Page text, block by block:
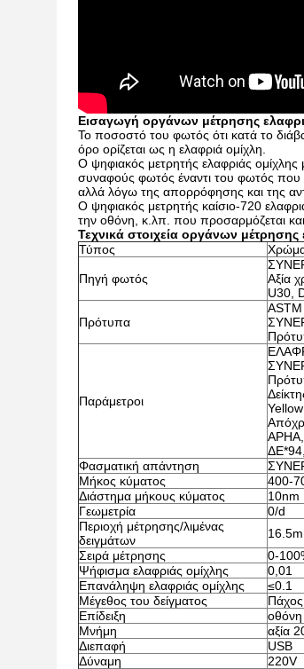
Εισαγωγή οργάνων μέτρησης
Το ποσοστό του φωτός ότι κατά το
όρο ορίζεται ως η ελαφριά ομίχλη.
Ο ψηφιακός μετρητής ελαφριάς
συναφούς φωτός έναντι του φωτός που
αλλά λόγω της απορρόφησης και της
Ο ψηφιακός μετρητής καίσιο-720
την οθόνη, κ.λπ. που προσαρμόζεται
Τεχνικά στοιχεία οργάνων μέτρησης
Τύπος
Χρώμα
Πηγή φωτός
Αξία
U30,
Πρότυπα
Παράμετροι
Φασματική απάντηση
Μήκος κύματος
400-
Διάστημα μήκους κύματος
10nm
Γεωμετρία
0/d
Περιοχή μέτρησης/λιμένας
δειγμάτων
Σειρά μέτρησης
0-
Ψήφισμα ελαφριάς ομίχλης
0,01
Επανάληψη ελαφριάς ομίχλης
≤0.1
Μέγεθος του δείγματος
Επίδειξη
οθόνη
Μνήμη
αξία
Διεπαφή
USB
Δύναμη
220V